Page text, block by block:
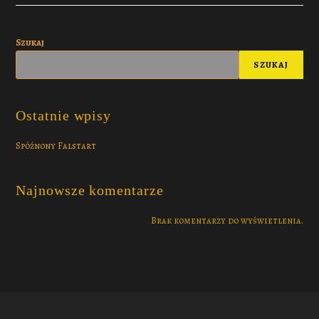
Szukaj
SZUKAJ
Ostatnie wpisy
Spóźnony Falstart
Najnowsze komentarze
Brak komentarzy do wyświetlenia.